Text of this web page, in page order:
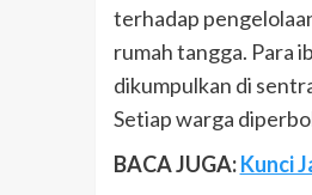
terhadap
rumah tangga. Para
dikumpulkan di
Setiap warga
BACA JUGA:Kunci